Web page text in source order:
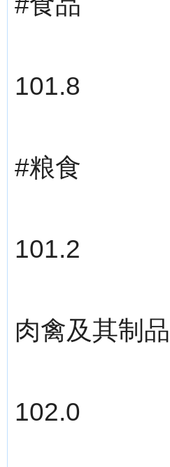
101.8
#粮食
101.2
肉禽及其制品
102.0